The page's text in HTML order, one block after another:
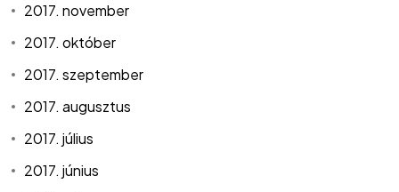
2017. november
2017. október
2017. szeptember
2017. augusztus
2017. július
2017. június